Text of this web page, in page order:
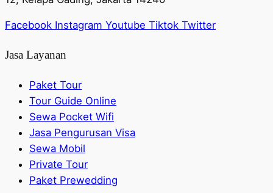
Facebook Instagram Youtube Tiktok Twitter
Jasa Layanan
Paket Tour
Tour Guide Online
Sewa Pocket Wifi
Jasa Pengurusan Visa
Sewa Mobil
Private Tour
Paket Prewedding